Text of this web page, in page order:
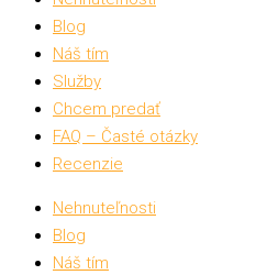
Blog
Náš tím
Služby
Chcem predať
FAQ – Časté otázky
Recenzie
Nehnuteľnosti
Blog
Náš tím